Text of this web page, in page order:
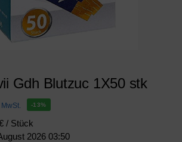
Gdh Blutzuc 1X50 stk
-13%
/ Stück
2026 03:50